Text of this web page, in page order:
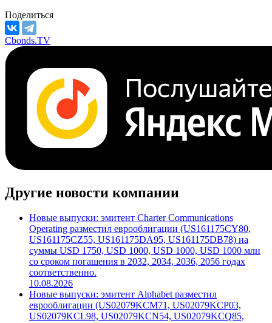
Поделиться
Cbonds.TV
Другие новости компании
Новые выпуски: эмитент Charter Communications
Operating разместил еврооблигации (US161175CY80,
US161175CZ55, US161175DA95, US161175DB78) на
суммы USD 1750, USD 1000, USD 1000, USD 1000 млн
со сроком погашения в 2032, 2034, 2036, 2056 годах
соответственно.
10.08.2026
Новые выпуски: эмитент Alphabet разместил
еврооблигации (US02079KCM71, US02079KCP03,
US02079KCL98, US02079KCN54, US02079KCQ85,